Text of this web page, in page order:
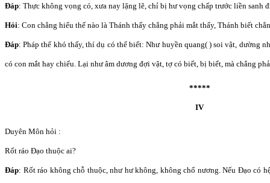
Đáp: Thực không vọng có, xưa nay lặng lẽ, chỉ bị hư vọng chấp trước liền sanh
Hỏi: Con chẳng hiểu thế nào là Thánh thấy chẳng phải mắt thấy, Thánh biết
Đáp: Pháp thể khó thấy, thí dụ có thể biết: Như huyền quang( ) soi vật, dường
có con mắt hay chiếu. Lại như âm dương đợi vật, tợ có biết, bị biết, mà chẳng
*****
IV
Duyên Môn hỏi :
Rốt ráo Đạo thuộc ai?
Đáp: Rốt ráo không chỗ thuộc, như hư không, không chổ nương. Nếu Đạo có